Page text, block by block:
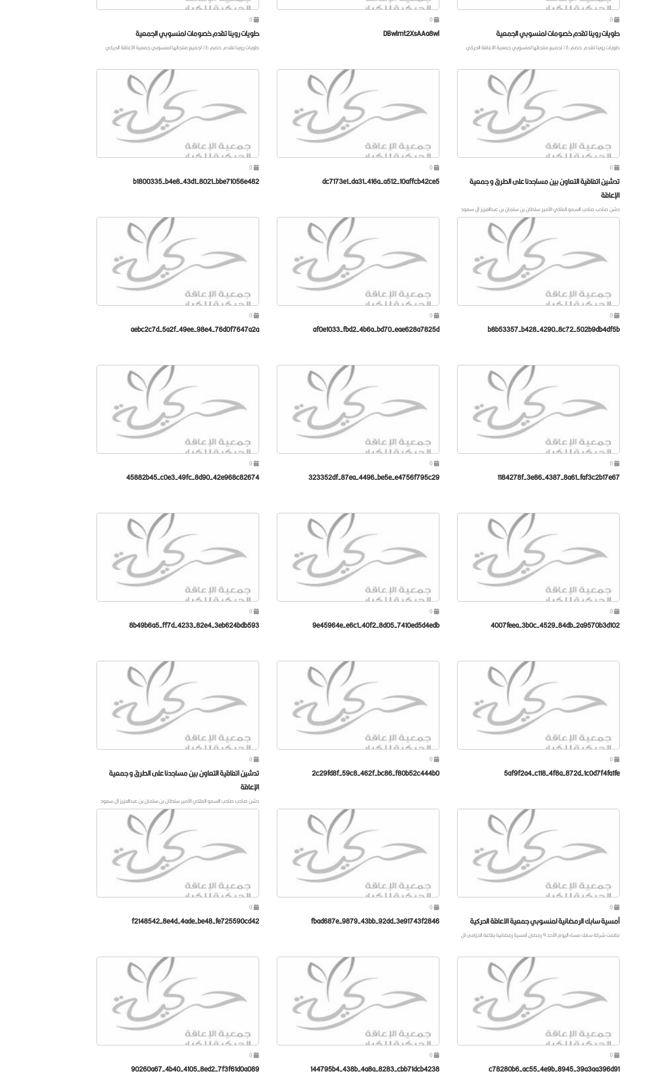
0
حلويات روينا تقدم خصومات لمنسوبي الجمعية
حلويات روينا تقدم خصم ٤٠٪ لجميع منتجاتها لمنسوبي جمعية الاعاقة الحركي
0
DBwlmt2XsAAa8wl
0
حلويات روينا تقدم خصومات لمنسوبي الجمعية
حلويات روينا تقدم خصم ٤٠٪ لجميع منتجاتها لمنسوبي جمعية الاعاقة الحركي
0
تدشين اتفاقية التعاون بين مساجدنا على الطرق و جمعية
الإعاقة
دشن صاحب صاحب السمو الملكي الأمير سلطان بن سلمان بن عبدالعزيز آل سعود
0
dc7173e1-da31-416a-a512-10affcb42ce5
0
b1800335-b4e8-43d1-8021-bbe71056e482
0
b8b53357-b428-4290-8c72-502b9db4df5b
0
af0e1033-fbd2-4b6a-bd70-eae628a7825d
0
aebc2c7d-5a2f-49ee-98e4-76d0f7647a2a
0
1184278f-3e86-4387-8a61-faf3c2b17e67
0
323352df-87ea-4496-be5e-e4756f795c29
0
45882b45-c0e3-49fc-8d90-42e968c82674
0
4007feea-3b0c-4529-84db-2a9570b3d102
0
9e45964e-e6c1-40f2-8d05-7410ed5d4edb
0
8b49b6a5-ff7d-4233-82e4-3eb624bdb593
0
5af9f2a4-c118-4f8a-872d-1c0d7f4fa1fe
0
2c29fd8f-59c8-462f-bc86-f80b52c444b0
0
تدشين اتفاقية التعاون بين مساجدنا على الطرق و جمعية
الإعاقة
دشن صاحب صاحب السمو الملكي الأمير سلطان بن سلمان بن عبدالعزيز آل سعود
0
أمسية سابك الرمضانية لمنسوبي جمعية الاعاقة الحركية
نظمت شركة سابك مساء اليوم الأحد ٩ رمضان أمسية رمضانية بقاعة الخزامى لل
0
fbad687e-9879-43bb-92dd-3e91743f2846
0
f2148542-8e4d-4ade-be48-fe725590cd42
0
c78280b6-ac55-4e9b-8945-39a3aa396d91
0
144795b4-438b-4a8a-8283-cbb71dcb4238
0
90260a67-4b40-4105-8ed2-7f3f61d0a089